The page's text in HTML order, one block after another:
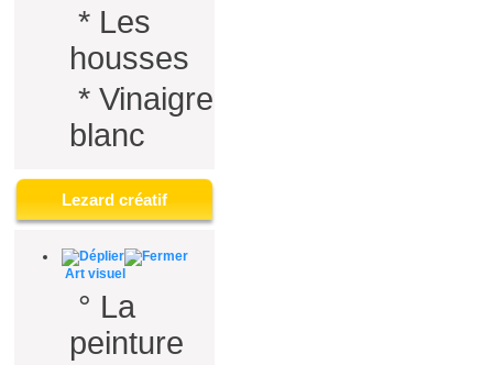
* Les
housses
* Vinaigre
blanc
Lezard créatif
Art visuel
° La
peinture